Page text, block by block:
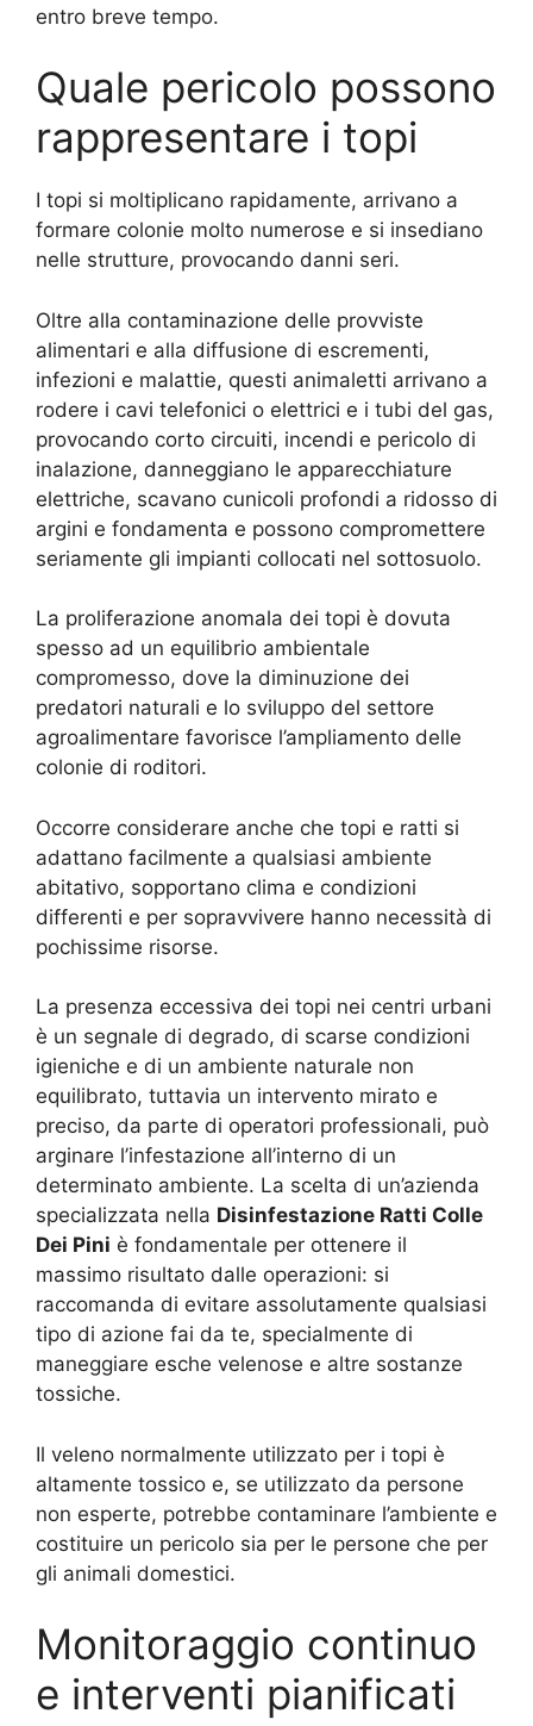
entro breve tempo.
Quale pericolo possono
rappresentare i topi
I topi si moltiplicano rapidamente, arrivano a
formare colonie molto numerose e si insediano
nelle strutture, provocando danni seri.
Oltre alla contaminazione delle provviste
alimentari e alla diffusione di escrementi,
infezioni e malattie, questi animaletti arrivano a
rodere i cavi telefonici o elettrici e i tubi del gas,
provocando corto circuiti, incendi e pericolo di
inalazione, danneggiano le apparecchiature
elettriche, scavano cunicoli profondi a ridosso di
argini e fondamenta e possono compromettere
seriamente gli impianti collocati nel sottosuolo.
La proliferazione anomala dei topi è dovuta
spesso ad un equilibrio ambientale
compromesso, dove la diminuzione dei
predatori naturali e lo sviluppo del settore
agroalimentare favorisce l’ampliamento delle
colonie di roditori.
Occorre considerare anche che topi e ratti si
adattano facilmente a qualsiasi ambiente
abitativo, sopportano clima e condizioni
differenti e per sopravvivere hanno necessità di
pochissime risorse.
La presenza eccessiva dei topi nei centri urbani
è un segnale di degrado, di scarse condizioni
igieniche e di un ambiente naturale non
equilibrato, tuttavia un intervento mirato e
preciso, da parte di operatori professionali, può
arginare l’infestazione all’interno di un
determinato ambiente. La scelta di un’azienda
specializzata nella Disinfestazione Ratti Colle
Dei Pini è fondamentale per ottenere il
massimo risultato dalle operazioni: si
raccomanda di evitare assolutamente qualsiasi
tipo di azione fai da te, specialmente di
maneggiare esche velenose e altre sostanze
tossiche.
Il veleno normalmente utilizzato per i topi è
altamente tossico e, se utilizzato da persone
non esperte, potrebbe contaminare l’ambiente e
costituire un pericolo sia per le persone che per
gli animali domestici.
Monitoraggio continuo
e interventi pianificati